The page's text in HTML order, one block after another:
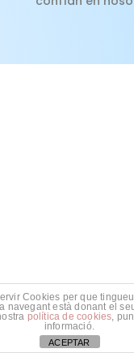
Cookies per que
navegant està donant el
política de cookies,
informació.
ACEPTAR